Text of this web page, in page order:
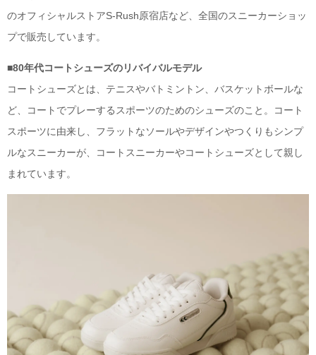
のオフィシャルストアS-Rush原宿店など、全国のスニーカーショッ
プで販売しています。
■80年代コートシューズのリバイバルモデル
コートシューズとは、テニスやバトミントン、バスケットボールな
ど、コートでプレーするスポーツのためのシューズのこと。コート
スポーツに由来し、フラットなソールやデザインやつくりもシンプ
ルなスニーカーが、コートスニーカーやコートシューズとして親し
まれています。